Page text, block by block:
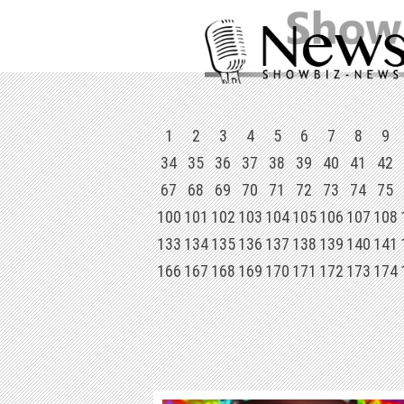
1 2 3 4 5 6 7 8 9
34 35 36 37 38 39 40 41 42
67 68 69 70 71 72 73 74 75
100101102103104105106107108
133134135136137138139140141
166167168169170171172173174